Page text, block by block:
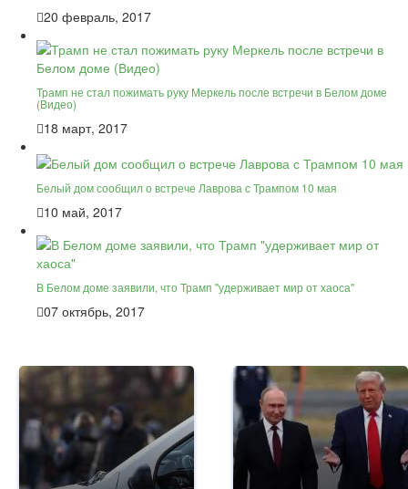
20 февраль, 2017
Трамп не стал пожимать руку Меркель после встречи в Белом доме
(Видео)
18 март, 2017
Белый дом сообщил о встрече Лаврова с Трампом 10 мая
10 май, 2017
В Белом доме заявили, что Трамп "удерживает мир от хаоса"
07 октябрь, 2017